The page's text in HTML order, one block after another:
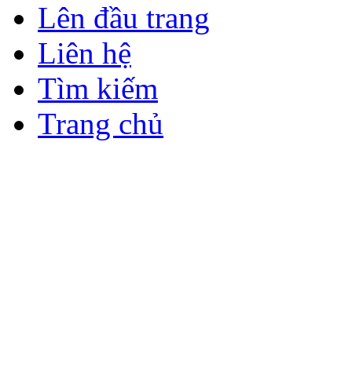
Lên đầu trang
Liên hệ
Tìm kiếm
Trang chủ